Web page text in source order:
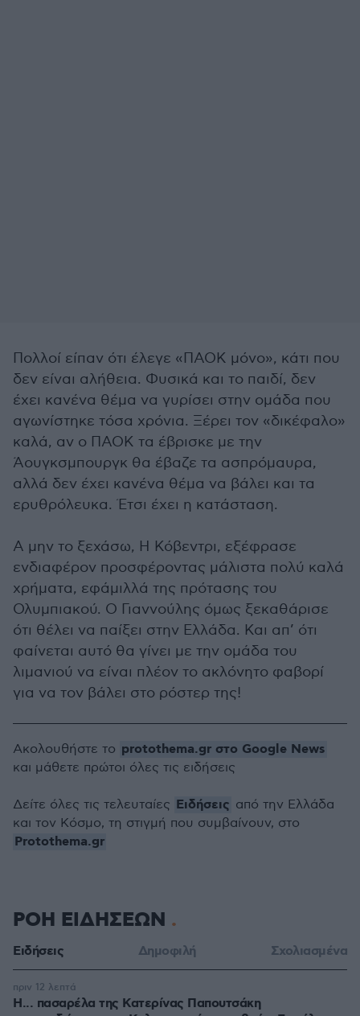
Πολλοί είπαν ότι έλεγε «ΠΑΟΚ μόνο», κάτι που
δεν είναι αλήθεια. Φυσικά και το παιδί, δεν
έχει κανένα θέμα να γυρίσει στην ομάδα που
αγωνίστηκε τόσα χρόνια. Ξέρει τον «δικέφαλο»
καλά, αν ο ΠΑΟΚ τα έβρισκε με την
Άουγκσμπουργκ θα έβαζε τα ασπρόμαυρα,
αλλά δεν έχει κανένα θέμα να βάλει και τα
ερυθρόλευκα. Έτσι έχει η κατάσταση.
Α μην το ξεχάσω, Η Κόβεντρι, εξέφρασε
ενδιαφέρον προσφέροντας μάλιστα πολύ καλά
χρήματα, εφάμιλλά της πρότασης του
Ολυμπιακού. Ο Γιαννούλης όμως ξεκαθάρισε
ότι θέλει να παίξει στην Ελλάδα. Και απ’ ότι
φαίνεται αυτό θα γίνει με την ομάδα του
λιμανιού να είναι πλέον το ακλόνητο φαβορί
για να τον βάλει στο ρόστερ της!
Ακολουθήστε το protothema.gr στο Google News
και μάθετε πρώτοι όλες τις ειδήσεις
Δείτε όλες τις τελευταίες Ειδήσεις από την Ελλάδα
και τον Κόσμο, τη στιγμή που συμβαίνουν, στο
Protothema.gr
ΡΟΗ ΕΙΔΗΣΕΩΝ
Ειδήσεις Δημοφιλή Σχολιασμένα
Η... πασαρέλα της Κατερίνας Παπουτσάκη
πριν 12 λεπτά